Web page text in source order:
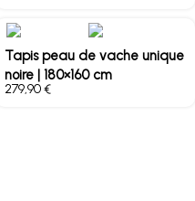
Tapis peau de vache unique
noire | 180×160 cm
€